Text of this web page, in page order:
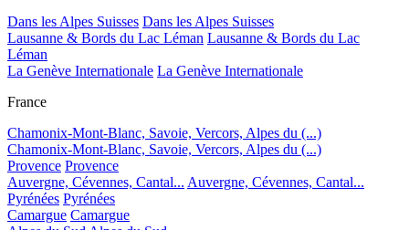
Dans les Alpes Suisses Dans les Alpes Suisses
Lausanne & Bords du Lac Léman Lausanne & Bords du Lac
Léman
La Genève Internationale La Genève Internationale
France
Chamonix-Mont-Blanc, Savoie, Vercors, Alpes du (...)
Chamonix-Mont-Blanc, Savoie, Vercors, Alpes du (...)
Provence Provence
Auvergne, Cévennes, Cantal... Auvergne, Cévennes, Cantal...
Pyrénées Pyrénées
Camargue Camargue